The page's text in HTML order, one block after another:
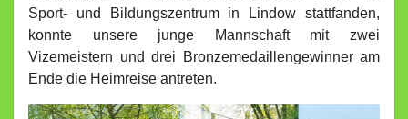
Sport- und Bildungszentrum in Lindow stattfanden,
konnte unsere junge Mannschaft mit zwei
Vizemeistern und drei Bronzemedaillengewinner am
Ende die Heimreise antreten.